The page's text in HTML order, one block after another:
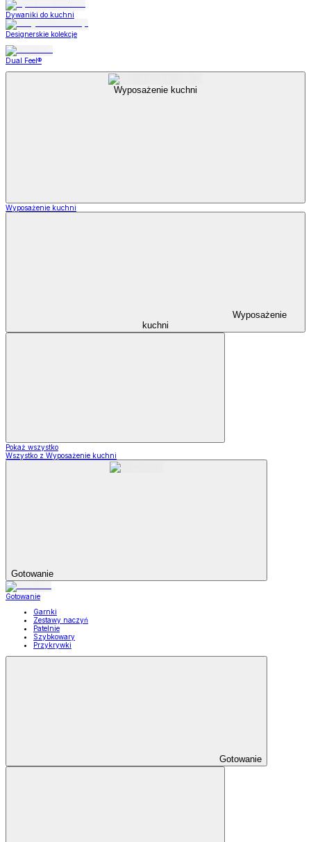
Dywaniki do kuchni
Designerskie kolekcje
Dual Feel®
Wyposażenie kuchni
Wyposażenie kuchni
Wyposażenie
kuchni
Pokaż wszystko
Wszystko z Wyposażenie kuchni
Gotowanie
Gotowanie
Garnki
Zestawy naczyń
Patelnie
Szybkowary
Przykrywki
Gotowanie